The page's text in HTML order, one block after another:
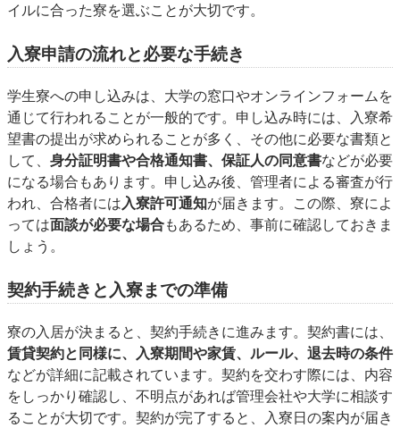
イルに合った寮を選ぶことが大切です。
入寮申請の流れと必要な手続き
学生寮への申し込みは、大学の窓口やオンラインフォームを
通じて行われることが一般的です。申し込み時には、入寮希
望書の提出が求められることが多く、その他に必要な書類と
して、 身分証明書や合格通知書、保証人の同意書などが必要
になる場合もあります。申し込み後、管理者による審査が行
われ、合格者には入寮許可通知が届きます。この際、寮によ
っては面談が必要な場合もあるため、事前に確認しておきま
しょう。
契約手続きと入寮までの準備
寮の入居が決まると、契約手続きに進みます。契約書には、
賃貸契約と同様に、入寮期間や家賃、ルール、退去時の条件
などが詳細に記載されています。契約を交わす際には、内容
をしっかり確認し、不明点があれば管理会社や大学に相談す
ることが大切です。契約が完了すると、入寮日の案内が届き